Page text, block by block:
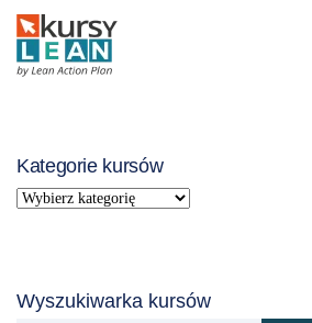
Kategorie kursów
Wyszukiwarka kursów